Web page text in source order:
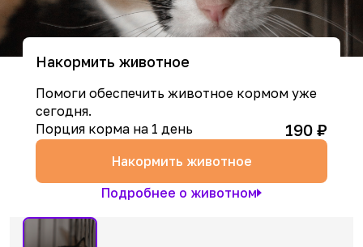
Накормить животное
Помоги обеспечить животное кормом уже
сегодня.
Порция корма на 1 день
190 ₽
Накормить животное
Подробнее о животном